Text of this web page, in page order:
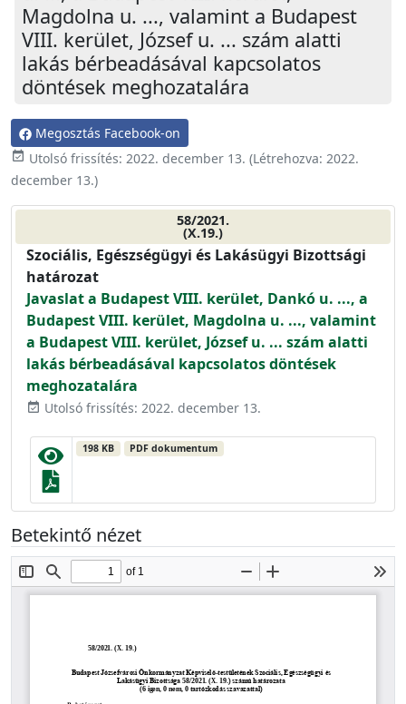
Magdolna u. ..., valamint a Budapest
VIII. kerület, József u. ... szám alatti
lakás bérbeadásával kapcsolatos
döntések meghozatalára
Megosztás Facebook-on
event_available Utolsó frissítés: 2022. december 13. (Létrehozva: 2022.
december 13.)
58/2021.
(X.19.)
Szociális, Egészségügyi és Lakásügyi Bizottsági
határozat
Javaslat a Budapest VIII. kerület, Dankó u. ..., a
Budapest VIII. kerület, Magdolna u. ..., valamint
a Budapest VIII. kerület, József u. ... szám alatti
lakás bérbeadásával kapcsolatos döntések
meghozatalára
event_available Utolsó frissítés: 2022. december 13.
198 KB PDF dokumentum
Betekintő nézet